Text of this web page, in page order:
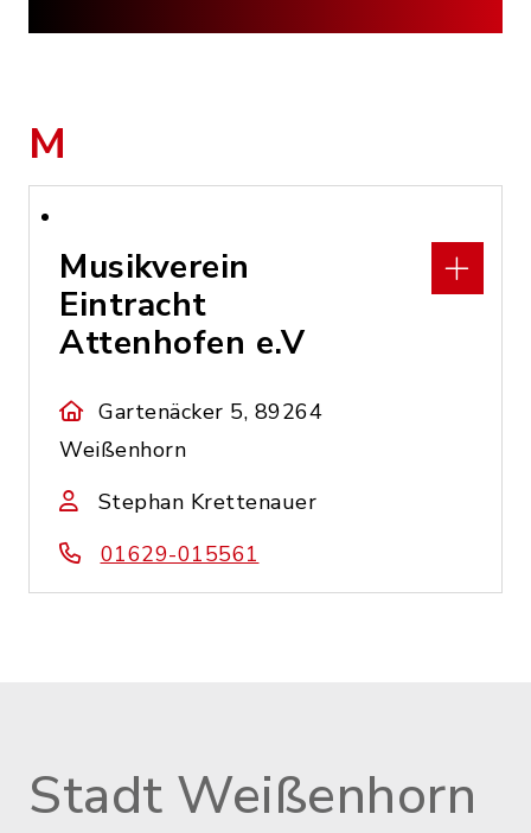
M
Musikverein
Eintracht
Attenhofen e.V
Gartenäcker 5, 89264
Weißenhorn
Stephan Krettenauer
01629-015561
Stadt Weißenhorn